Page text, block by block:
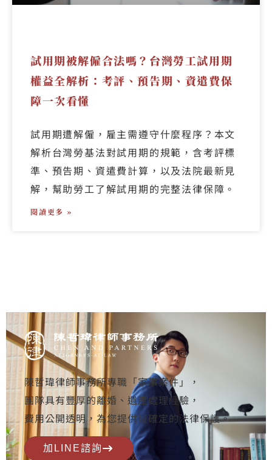
試用期被解僱合法嗎？台灣勞工試用期
權益全解析：考評、預告期、資遣費保
障一次看懂
試用期遭解僱，雇主需遵守什麼程序？本文
解析台灣勞基法對試用期的規範，含考評標
準、預告期、資遣費計算，以及法院最新見
解，幫助勞工了解試用期的完整法律保障。
閱讀更多 »
陳哲瑋律師事務所專職「家事案件」，
團隊具有豐厚的離婚、遺產處理經驗，
費用公開透明，為您提供最確定的法律保護。
加LINE諮詢